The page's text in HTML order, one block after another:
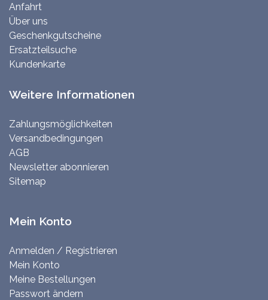
Anfahrt
Über uns
Geschenkgutscheine
Ersatzteilsuche
Kundenkarte
Weitere Informationen
Zahlungsmöglichkeiten
Versandbedingungen
AGB
Newsletter abonnieren
Sitemap
Mein Konto
Anmelden / Registrieren
Mein Konto
Meine Bestellungen
Passwort ändern